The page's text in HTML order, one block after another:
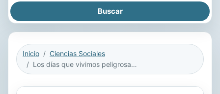
Inicio
Ciencias Sociales
Los días que vivimos peligrosamente